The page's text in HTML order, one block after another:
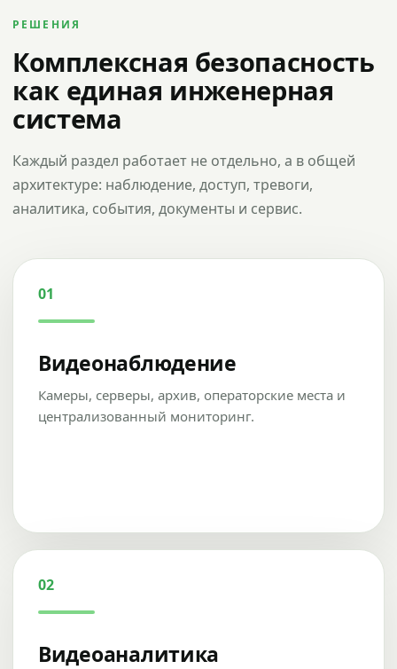
РЕШЕНИЯ
Комплексная безопасность
как единая инженерная
система
Каждый раздел работает не отдельно, а в общей
архитектуре: наблюдение, доступ, тревоги,
аналитика, события, документы и сервис.
01
Видеонаблюдение
Камеры, серверы, архив, операторские места и
централизованный мониторинг.
02
Видеоаналитика